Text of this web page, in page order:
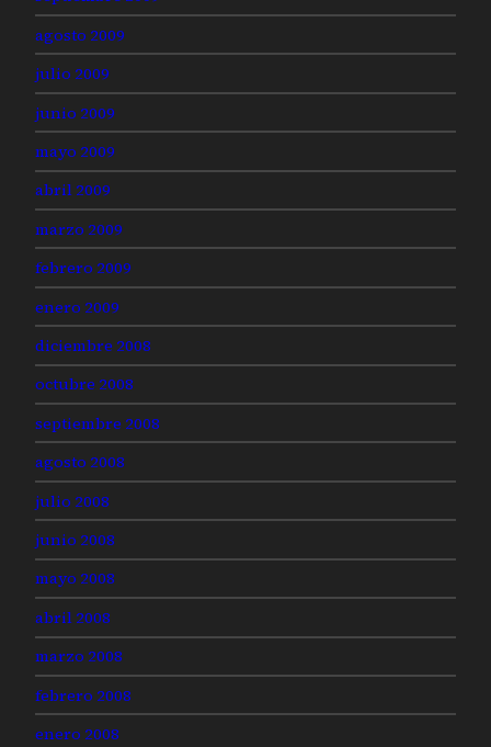
agosto 2009
julio 2009
junio 2009
mayo 2009
abril 2009
marzo 2009
febrero 2009
enero 2009
diciembre 2008
octubre 2008
septiembre 2008
agosto 2008
julio 2008
junio 2008
mayo 2008
abril 2008
marzo 2008
febrero 2008
enero 2008